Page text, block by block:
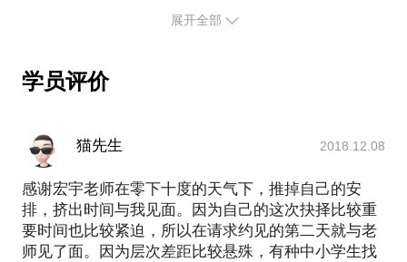
展开全部
学员评价
猫先生 2018.12.08
感谢宏宇老师在零下十度的天气下，推掉自己的安
排，挤出时间与我见面。因为自己的这次抉择比较重
要时间也比较紧迫，所以在请求约见的第二天就与老
师见了面。因为层次差距比较悬殊，有种中小学生找